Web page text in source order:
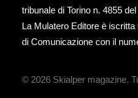
tribunale di Torino n. 4855
La Mulatero Editore è
di Comunicazione con il
© 2026 Skialper magazine.